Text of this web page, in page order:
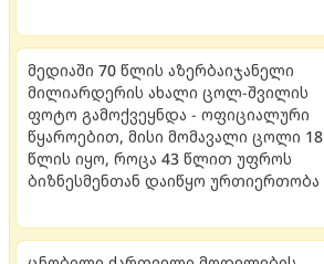
მედიაში 70 წლის აზერბაიჯანელი
მილიარდერის ახალი ცოლ-შვილის
ფოტო გამოქვეყნდა - ოფიციალური
წყაროებით, მისი მომავალი ცოლი 18
წლის იყო, როცა 43 წლით უფროს
ბიზნესმენთან დაიწყო ურთიერთობა